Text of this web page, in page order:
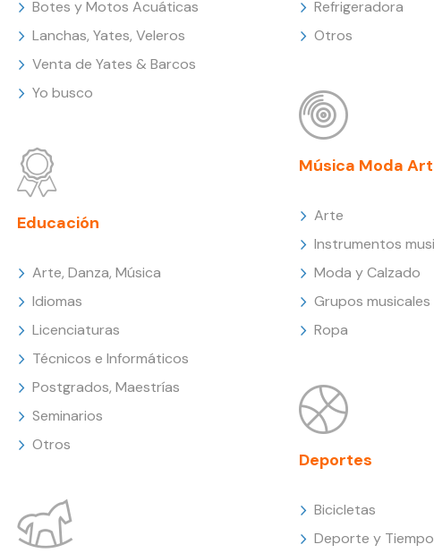
Botes y Motos Acuáticas
Lanchas, Yates, Veleros
Venta de Yates & Barcos
Yo busco
Educación
Arte, Danza, Música
Idiomas
Licenciaturas
Técnicos e Informáticos
Postgrados, Maestrías
Seminarios
Otros
Refrigeradora
Otros
Música Moda
Arte
Instrumentos
Moda y Calzado
Grupos musicales
Ropa
Deportes
Bicicletas
Deporte y